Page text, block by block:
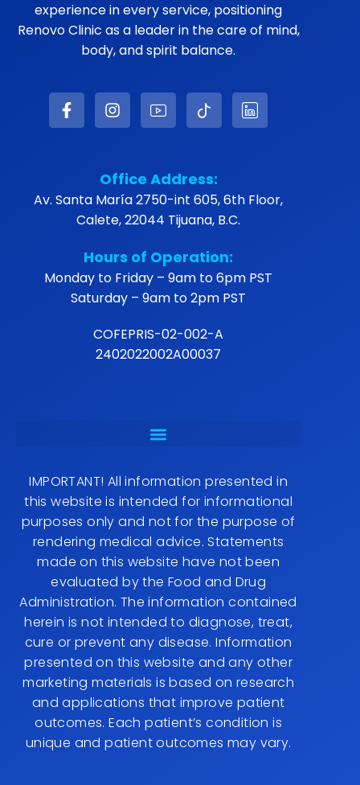
experience in every service, positioning
Renovo Clinic as a leader in the care of mind,
body, and spirit balance.
Office Address:
Av. Santa María 2750-int 605, 6th Floor,
Calete, 22044 Tijuana, B.C.
Hours of Operation:
Monday to Friday – 9am to 6pm PST
Saturday – 9am to 2pm PST
COFEPRIS-02-002-A
2402022002A00037
IMPORTANT! All information presented in
this website is intended for informational
purposes only and not for the purpose of
rendering medical advice. Statements
made on this website have not been
evaluated by the Food and Drug
Administration. The information contained
herein is not intended to diagnose, treat,
cure or prevent any disease. Information
presented on this website and any other
marketing materials is based on research
and applications that improve patient
outcomes. Each patient’s condition is
unique and patient outcomes may vary.